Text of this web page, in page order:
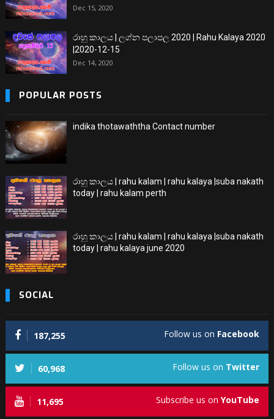
Dec 15, 2020
රාහු කාලය | ලග්න පලාපල 2020 | Rahu Kalaya 2020
|2020-12-15
Dec 14, 2020
POPULAR POSTS
indika thotawaththa Contact number
රාහු කාලය | rahu kalam | rahu kalaya |suba nakath
today | rahu kalam perth
රාහු කාලය | rahu kalam | rahu kalaya |suba nakath
today | rahu kalaya june 2020
SOCIAL
187,255 Follow us on Facebook
60,968 Follow us on Twitter
11,695 Subscribe us onYouTube